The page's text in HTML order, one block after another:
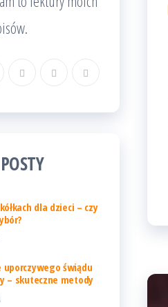
dla dzieci – czy
uporczywego świądu
– skuteczne metody